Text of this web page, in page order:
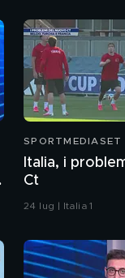
SPORTMEDIASET
Italia, i
Ct
24 lug | Italia 1